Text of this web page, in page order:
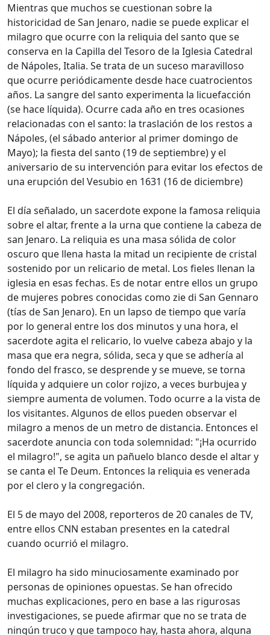
Mientras que muchos se cuestionan sobre la
historicidad de San Jenaro, nadie se puede explicar el
milagro que ocurre con la reliquia del santo que se
conserva en la Capilla del Tesoro de la Iglesia Catedral
de Nápoles, Italia. Se trata de un suceso maravilloso
que ocurre periódicamente desde hace cuatrocientos
años. La sangre del santo experimenta la licuefacción
(se hace líquida). Ocurre cada año en tres ocasiones
relacionadas con el santo: la traslación de los restos a
Nápoles, (el sábado anterior al primer domingo de
Mayo); la fiesta del santo (19 de septiembre) y el
aniversario de su intervención para evitar los efectos de
una erupción del Vesubio en 1631 (16 de diciembre)
El día señalado, un sacerdote expone la famosa reliquia
sobre el altar, frente a la urna que contiene la cabeza de
san Jenaro. La reliquia es una masa sólida de color
oscuro que llena hasta la mitad un recipiente de cristal
sostenido por un relicario de metal. Los fieles llenan la
iglesia en esas fechas. Es de notar entre ellos un grupo
de mujeres pobres conocidas como zie di San Gennaro
(tías de San Jenaro). En un lapso de tiempo que varía
por lo general entre los dos minutos y una hora, el
sacerdote agita el relicario, lo vuelve cabeza abajo y la
masa que era negra, sólida, seca y que se adhería al
fondo del frasco, se desprende y se mueve, se torna
líquida y adquiere un color rojizo, a veces burbujea y
siempre aumenta de volumen. Todo ocurre a la vista de
los visitantes. Algunos de ellos pueden observar el
milagro a menos de un metro de distancia. Entonces el
sacerdote anuncia con toda solemnidad: "¡Ha ocurrido
el milagro!", se agita un pañuelo blanco desde el altar y
se canta el Te Deum. Entonces la reliquia es venerada
por el clero y la congregación.
El 5 de mayo del 2008, reporteros de 20 canales de TV,
entre ellos CNN estaban presentes en la catedral
cuando ocurrió el milagro.
El milagro ha sido minuciosamente examinado por
personas de opiniones opuestas. Se han ofrecido
muchas explicaciones, pero en base a las rigurosas
investigaciones, se puede afirmar que no se trata de
ningún truco y que tampoco hay, hasta ahora, alguna